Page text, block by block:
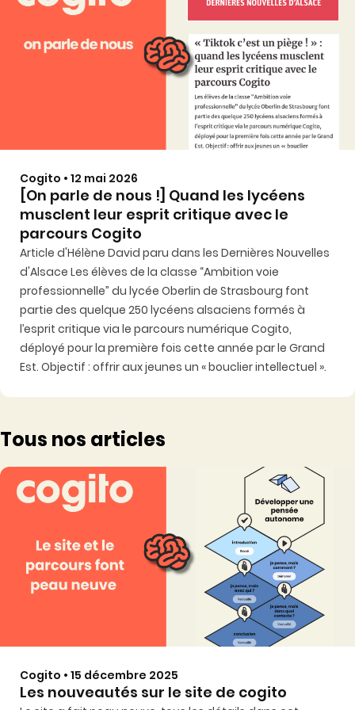
Cogito • 12 mai 2026
[On parle de nous !] Quand les lycéens
musclent leur esprit critique avec le
parcours Cogito
Article d'Hélène David paru dans les Dernières Nouvelles
d'Alsace Les élèves de la classe “Ambition voie
professionnelle” du lycée Oberlin de Strasbourg font
partie des quelque 250 lycéens alsaciens formés à
l’esprit critique via le parcours numérique Cogito,
déployé pour la première fois cette année par le Grand
Est. Objectif : offrir aux jeunes un « bouclier intellectuel ».
Tous nos articles
Cogito • 15 décembre 2025
Les nouveautés sur le site de cogito